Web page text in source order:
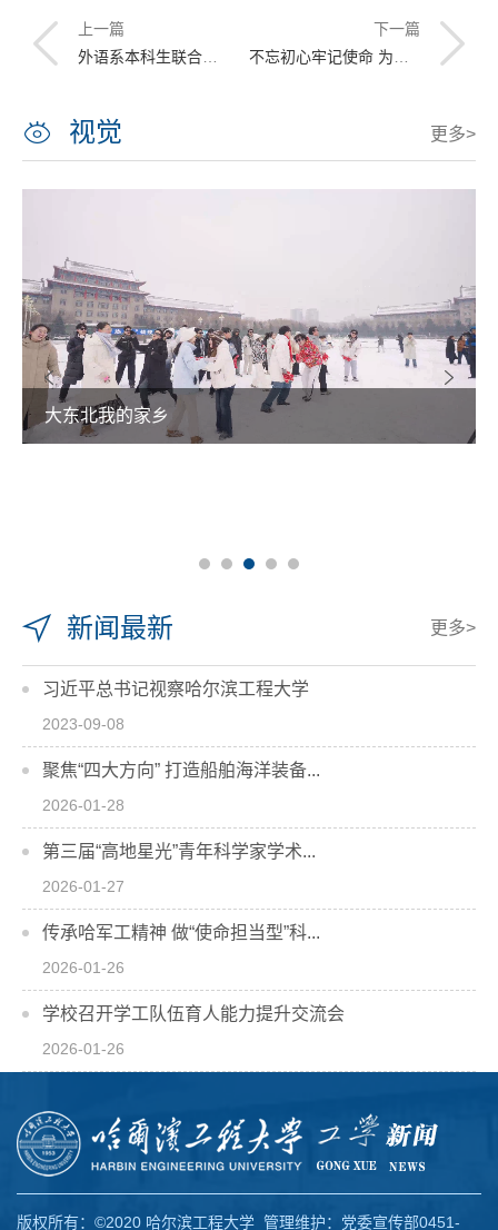
上一篇
外语系本科生联合党支部开展“情暖专教”志愿服务活动
下一篇
不忘初心牢记使命 为党育人为国育才
视觉 更多>
大东北我的家乡
新闻最新 更多>
习近平总书记视察哈尔滨工程大学
2023-09-08
聚焦“四大方向” 打造船舶海洋装备...
2026-01-28
第三届“高地星光”青年科学家学术...
2026-01-27
传承哈军工精神 做“使命担当型”科...
2026-01-26
学校召开学工队伍育人能力提升交流会
2026-01-26
版权所有：©2020 哈尔滨工程大学 管理维护：党委宣传部0451-